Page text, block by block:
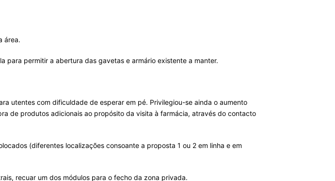
área.
para permitir a abertura das gavetas e armário existente a manter.
utentes com dificuldade de esperar em pé. Privilegiou-se ainda o aumento
de produtos adicionais ao propósito da visita à farmácia, através do contacto
(diferentes localizações consoante a proposta 1 ou 2 em linha e em
recuar um dos módulos para o fecho da zona privada.